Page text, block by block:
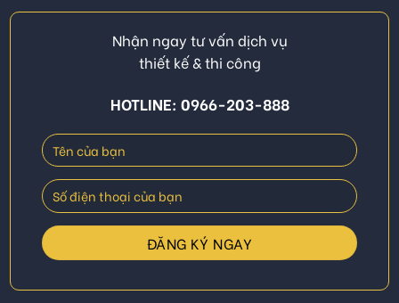
Nhận ngay tư vấn dịch vụ
thiết kế & thi công
HOTLINE: 0966-203-888